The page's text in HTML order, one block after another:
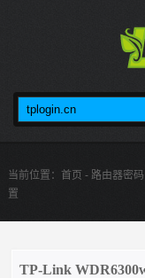
当前位置： 首页 - 路由器密码
置
TP-Link